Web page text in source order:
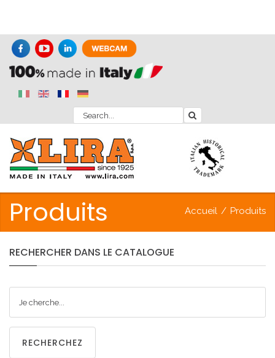
Produits Accueil / Produits
RECHERCHER DANS LE CATALOGUE
RECHERCHEZ